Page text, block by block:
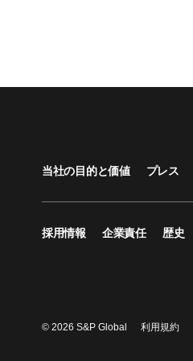
当社の目的と価値 プレス
採用情報 企業責任 歴史
© 2026 S&P Global 利用規約